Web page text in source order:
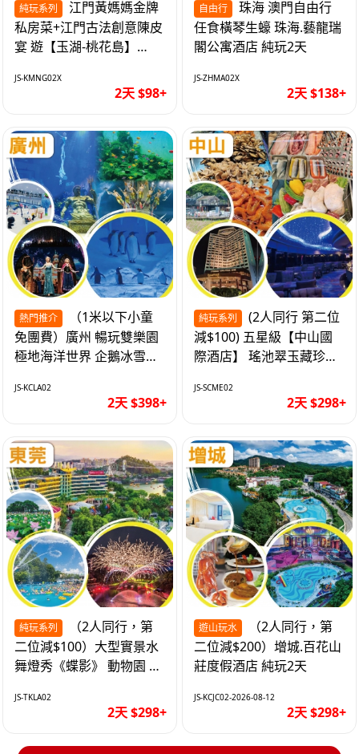
純玩系列
私房菜+江門古法創意陳皮
宴 遊【玉湖-桃花島】
純玩2天
JS-KMNG02X
2天 $98+
自由行
任食橫琴生蠔 珠海.藝龍瑞
閣公寓酒店 純玩2天
JS-ZHMA02X
2天 $138+
熱門推介
免團費）廣州 暢玩雙樂園
極地海洋世界 企鵝冰雪世
JS-KCLA02
2天 $398+
純玩系列
減$100) 五星級【中山國
際酒店】 瑤池翠玉藏珍盅
JS-SCME02
2天 $298+
純玩系列
二位減$100）大型實景水
舞燈秀《蝶影》 動物園 水
純玩2天
JS-TKLA02
2天 $298+
遊山玩水
二位減$200）增城.百花山
莊度假酒店 純玩2天
JS-KCJC02-2026-08-12
2天 $298+